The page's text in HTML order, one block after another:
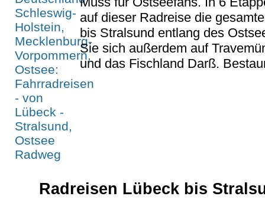
auf dieser Radreise die
bis Stralsund entlang des
Sie sich außerdem auf
und das Fischland Darß.
Radreisen Lübeck bis